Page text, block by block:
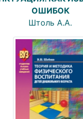
ОШИБОК
Штоль А.А.